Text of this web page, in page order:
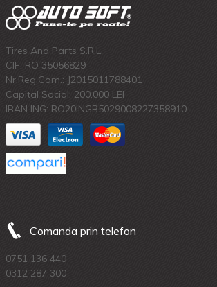
Tires And Parts S.R.L.
CIF: RO 35056829
Nr.Reg.Com.: J2015011788401
Capital Social: 200.000 LEI
IBAN ING: RO20INGB5029008227358910
Comanda prin telefon
0751 136 440
0312 287 300